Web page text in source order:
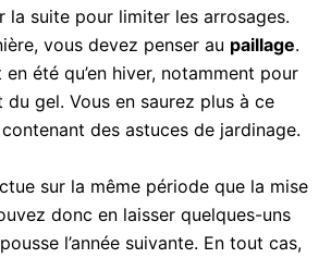
la suite pour limiter les arrosages.
vous devez penser au paillage.
été qu’en hiver, notamment pour
gel. Vous en saurez plus à ce
contenant des astuces de jardinage.
sur la même période que la mise
donc en laisser quelques-uns
l’année suivante. En tout cas,